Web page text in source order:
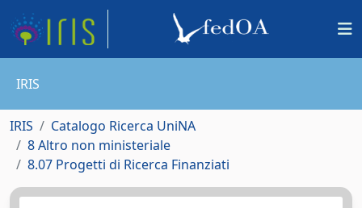
IRIS
IRIS
Catalogo Ricerca UniNA
8 Altro non ministeriale
8.07 Progetti di Ricerca Finanziati